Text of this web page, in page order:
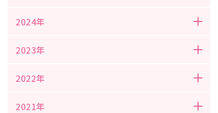
2024年
2023年
2022年
2021年